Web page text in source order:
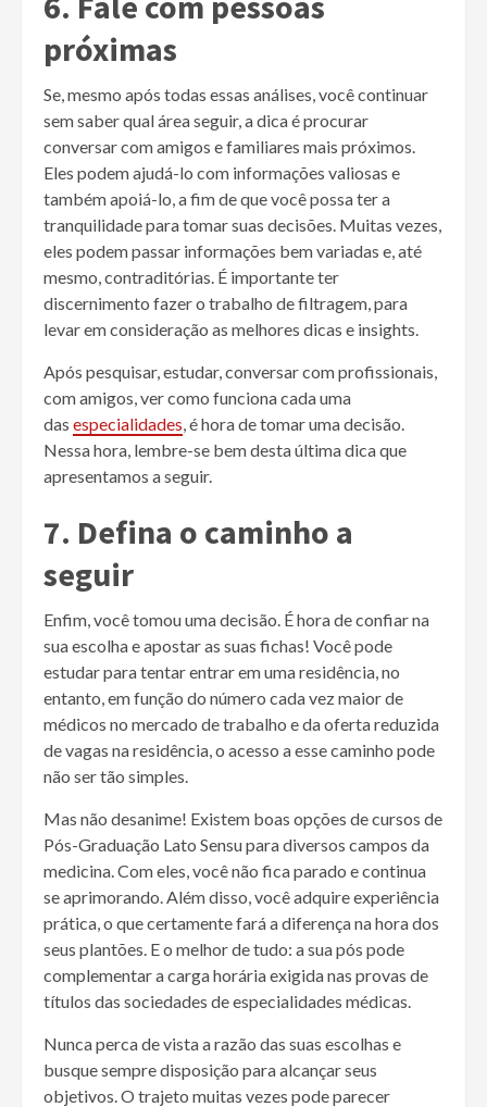
próximas
Se, mesmo após todas essas análises, você continuar
sem saber qual área seguir, a dica é procurar
conversar com amigos e familiares mais próximos.
Eles podem ajudá-lo com informações valiosas e
também apoiá-lo, a fim de que você possa ter a
tranquilidade para tomar suas decisões. Muitas vezes,
eles podem passar informações bem variadas e, até
mesmo, contraditórias. É importante ter
discernimento fazer o trabalho de filtragem, para
levar em consideração as melhores dicas e insights.
Após pesquisar, estudar, conversar com profissionais,
com amigos, ver como funciona cada uma
das especialidades , é hora de tomar uma decisão.
Nessa hora, lembre-se bem desta última dica que
apresentamos a seguir.
7. Defina o caminho a
seguir
Enfim, você tomou uma decisão. É hora de confiar na
sua escolha e apostar as suas fichas! Você pode
estudar para tentar entrar em uma residência, no
entanto, em função do número cada vez maior de
médicos no mercado de trabalho e da oferta reduzida
de vagas na residência, o acesso a esse caminho pode
não ser tão simples.
Mas não desanime! Existem boas opções de cursos de
Pós-Graduação Lato Sensu para diversos campos da
medicina. Com eles, você não fica parado e continua
se aprimorando. Além disso, você adquire experiência
prática, o que certamente fará a diferença na hora dos
seus plantões. E o melhor de tudo: a sua pós pode
complementar a carga horária exigida nas provas de
títulos das sociedades de especialidades médicas.
Nunca perca de vista a razão das suas escolhas e
busque sempre disposição para alcançar seus
objetivos. O trajeto muitas vezes pode parecer